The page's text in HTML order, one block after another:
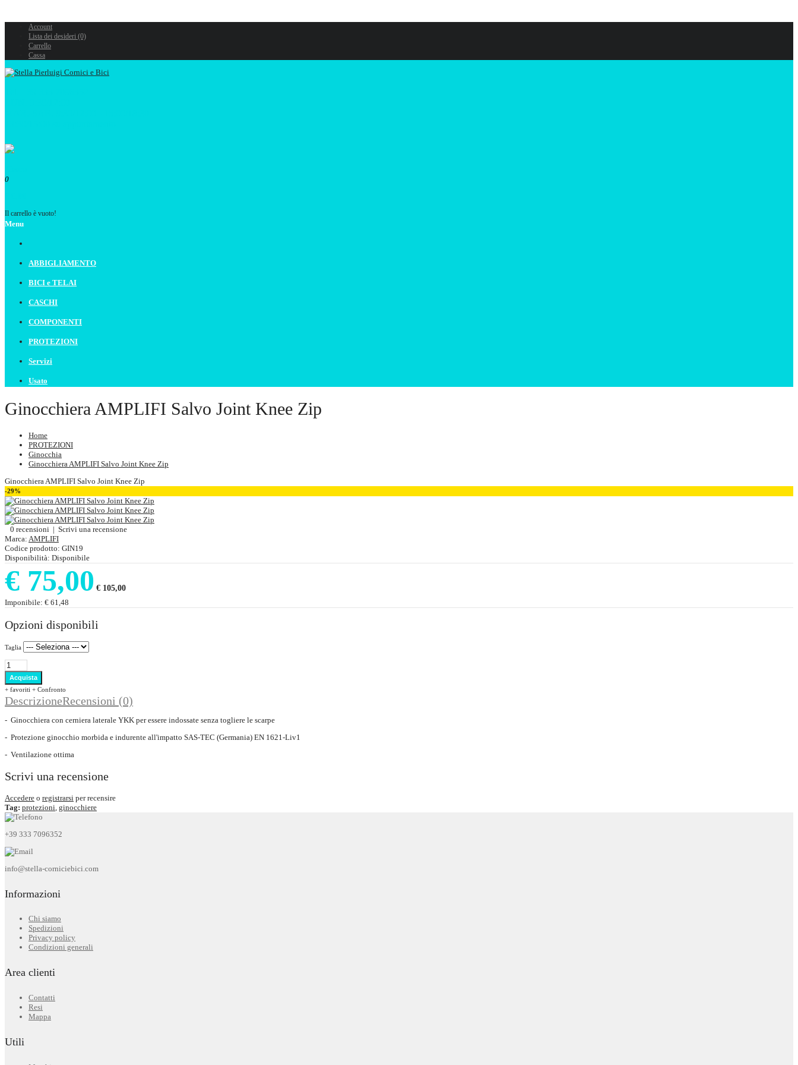
Account
Lista dei desideri (0)
Carrello
Cassa
0
Il carrello è vuoto!
Menu
ABBIGLIAMENTO
BICI e TELAI
CASCHI
COMPONENTI
PROTEZIONI
Servizi
Usato
Ginocchiera AMPLIFI Salvo Joint Knee Zip
Home
PROTEZIONI
Ginocchia
Ginocchiera AMPLIFI Salvo Joint Knee Zip
Ginocchiera AMPLIFI Salvo Joint Knee Zip
-29%
0 recensioni | Scrivi una recensione
Marca: AMPLIFI
Codice prodotto: GIN19
Disponibilità: Disponibile
€ 75,00 € 105,00
Imponibile: € 61,48
Opzioni disponibili
Taglia
+ favoriti + Confronto
DescrizioneRecensioni (0)
- Ginocchiera con cerniera laterale YKK per essere indossate senza togliere le scarpe
- Protezione ginocchio morbida e indurente all'impatto SAS-TEC (Germania) EN 1621-Liv1
- Ventilazione ottima
Scrivi una recensione
Accedere o registrarsi per recensire
Tag: protezioni ginocchiere
+39 333 7096352
info@stella-corniciebici.com
Informazioni
Chi siamo
Spedizioni
Privacy policy
Condizioni generali
Area clienti
Contatti
Resi
Mappa
Utili